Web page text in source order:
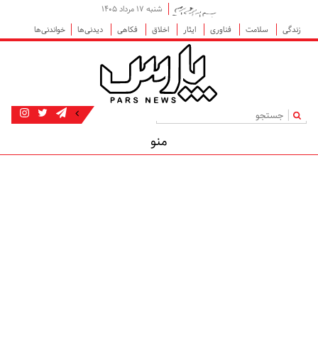
شنبه ۱۷ مرداد ۱۴۰۵
زندگی
سلامت فناوری ایثار اخلاق فکاهی دیدنی‌ها خواندنی‌ها
|
منو